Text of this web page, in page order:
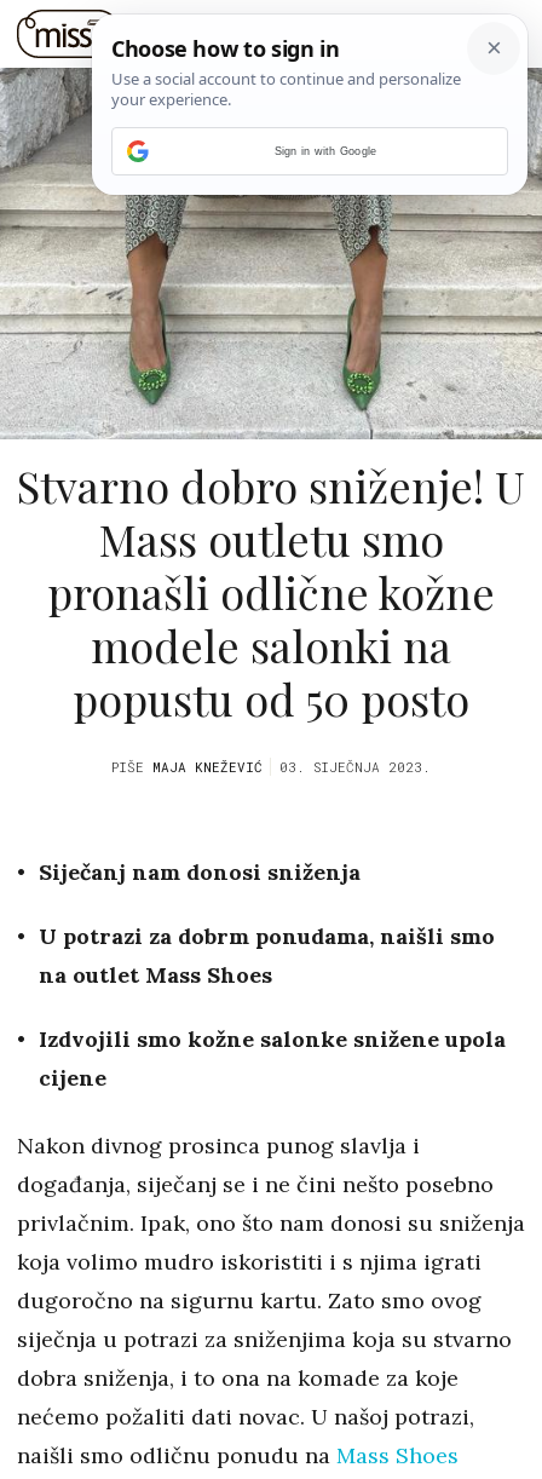
Stvarno dobro sniženje! U
Mass outletu smo
pronašli odlične kožne
modele salonki na
popustu od 50 posto
PIŠE MAJA KNEŽEVIĆ 03. SIJEČNJA 2023.
Siječanj nam donosi sniženja
U potrazi za dobrm ponudama, naišli smo
na outlet Mass Shoes
Izdvojili smo kožne salonke snižene upola
cijene
Nakon divnog prosinca punog slavlja i
događanja, siječanj se i ne čini nešto posebno
privlačnim. Ipak, ono što nam donosi su sniženja
koja volimo mudro iskoristiti i s njima igrati
dugoročno na sigurnu kartu. Zato smo ovog
siječnja u potrazi za sniženjima koja su stvarno
dobra sniženja, i to ona na komade za koje
nećemo požaliti dati novac. U našoj potrazi,
naišli smo odličnu ponudu na Mass Shoes
Sign in with Google